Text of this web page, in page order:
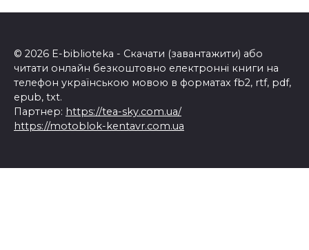
© 2026 E-biblioteka - Скачати (завантажити) або
читати онлайн безкоштовно електронні книги на
телефон українською мовою в форматах fb2, rtf, pdf,
epub, txt.
Партнер: https://tea-sky.com.ua/
https://motoblok-kentavr.com.ua